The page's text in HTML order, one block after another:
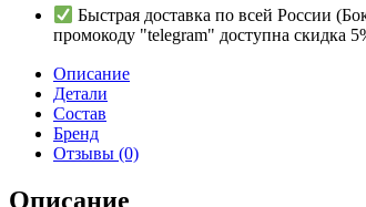
противоотёчные,
Ю.Корея
quantity
Быстрая доставка по всей России
промокоду "telegram" доступна скидка
Описание
Детали
Состав
Бренд
Отзывы (0)
Описание